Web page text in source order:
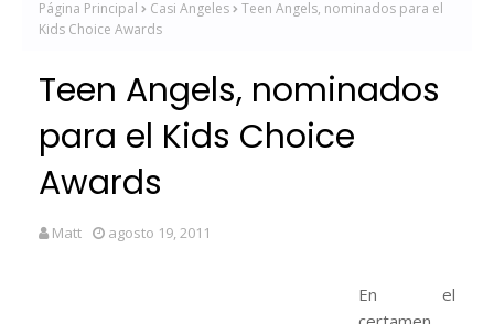
Página Principal Casi Angeles
Teen Angels, nominados para el
Kids Choice Awards
Teen Angels, nominados
para el Kids Choice
Awards
Matt agosto 19, 2011
En el